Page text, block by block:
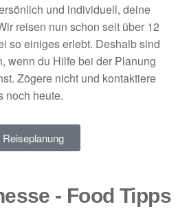
und individuell, deine
reisen nun schon seit über 12
so einiges erlebt. Deshalb sind
wenn du Hilfe bei der Planung
Zögere nicht und kontaktiere
noch heute.
- Food Tipps